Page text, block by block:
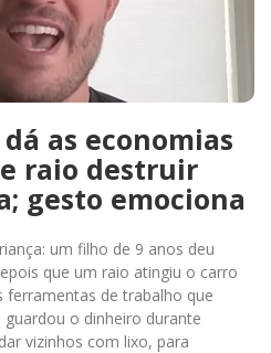
as economias
raio destruir
gesto emociona
um filho de 9 anos deu
que um raio atingiu o carro
ferramentas de trabalho que
o dinheiro durante
vizinhos com lixo, para